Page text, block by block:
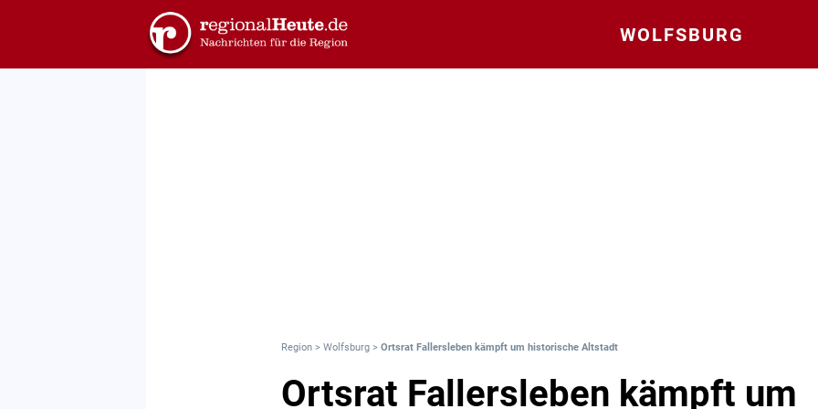
WOLFSBURG
Region > Wolfsburg > Ortsrat Fallersleben kämpft um historische Altstadt
Ortsrat Fallersleben kämpft um